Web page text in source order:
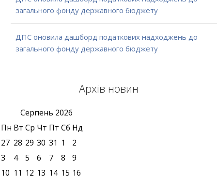
загального фонду державного бюджету
ДПС оновила дашборд податкових надходжень до
загального фонду державного бюджету
Архів новин
Серпень 2026
Пн Вт Ср Чт Пт Сб Нд
27 28 29 30 31 1
2
3
4 5 6 7 8
9
10 11 12 13 14 15 16